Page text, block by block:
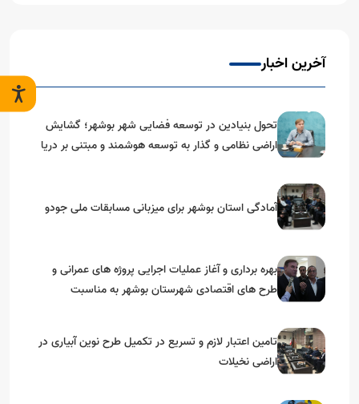
آخرین اخبار
تحول بنیادین در توسعه فضایی شهر بوشهر؛ گشایش
اراضی نظامی و گذار به توسعه هوشمند و مبتنی بر دریا
آمادگی استان بوشهر برای میزبانی مسابقات ملی جودو
بهره برداری و آغاز عملیات اجرایی پروژه های عمرانی و
طرح های اقتصادی شهرستان بوشهر به مناسبت
تامین اعتبار لازم و تسریع در تکمیل طرح نوین آبیاری در
اراضی نخیلات